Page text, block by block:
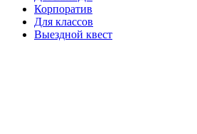
Корпоратив
Для классов
Выездной квест